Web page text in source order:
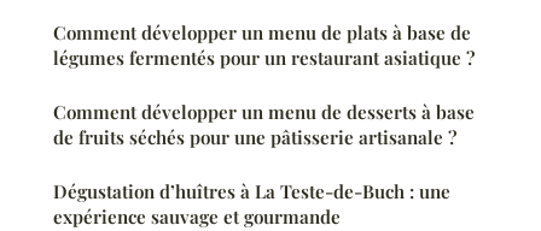
Comment développer un menu de plats à base de
légumes fermentés pour un restaurant asiatique ?
Comment développer un menu de desserts à base
de fruits séchés pour une pâtisserie artisanale ?
Dégustation d’huîtres à La Teste-de-Buch : une
expérience sauvage et gourmande